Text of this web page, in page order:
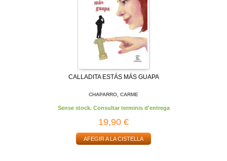
CALLADITA ESTÁS MÁS GUAPA
CHAPARRO, CARME
Sense stock. Consultar terminis d'entrega
19,90 €
AFEGIR A LA CISTELLA